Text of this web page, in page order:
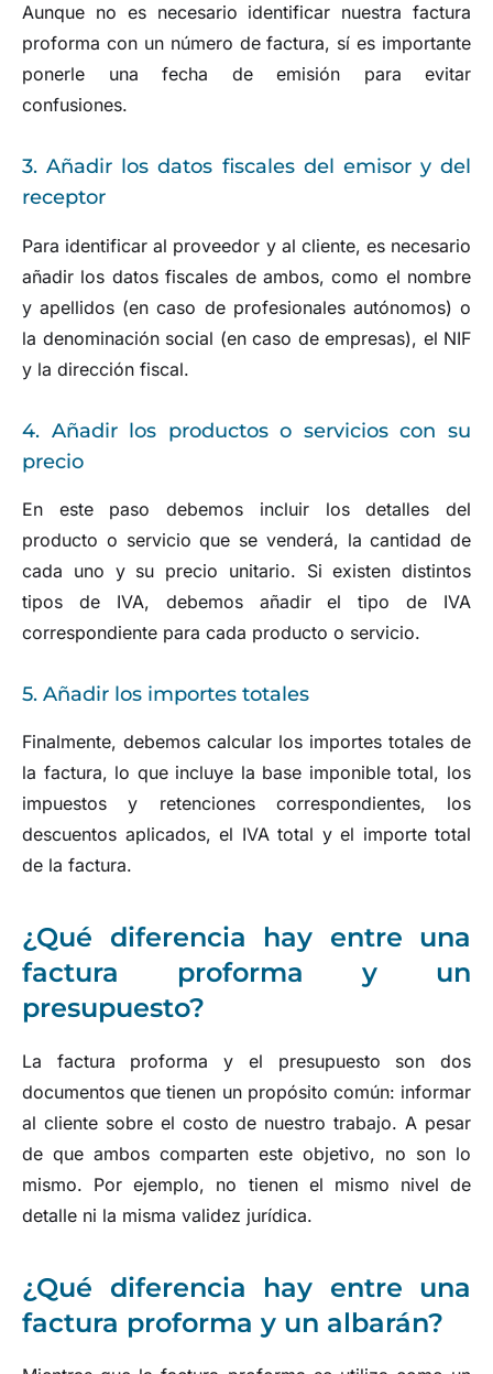
Aunque no es necesario identificar nuestra factura
proforma con un número de factura, sí es importante
ponerle una fecha de emisión para evitar
confusiones.
3. Añadir los datos fiscales del emisor y del
receptor
Para identificar al proveedor y al cliente, es necesario
añadir los datos fiscales de ambos, como el nombre
y apellidos (en caso de profesionales autónomos) o
la denominación social (en caso de empresas), el NIF
y la dirección fiscal.
4. Añadir los productos o servicios con su
precio
En este paso debemos incluir los detalles del
producto o servicio que se venderá, la cantidad de
cada uno y su precio unitario. Si existen distintos
tipos de IVA, debemos añadir el tipo de IVA
correspondiente para cada producto o servicio.
5. Añadir los importes totales
Finalmente, debemos calcular los importes totales de
la factura, lo que incluye la base imponible total, los
impuestos y retenciones correspondientes, los
descuentos aplicados, el IVA total y el importe total
de la factura.
¿Qué diferencia hay entre una
factura proforma y un
presupuesto?
La factura proforma y el presupuesto son dos
documentos que tienen un propósito común: informar
al cliente sobre el costo de nuestro trabajo. A pesar
de que ambos comparten este objetivo, no son lo
mismo. Por ejemplo, no tienen el mismo nivel de
detalle ni la misma validez jurídica.
¿Qué diferencia hay entre una
factura proforma y un albarán?